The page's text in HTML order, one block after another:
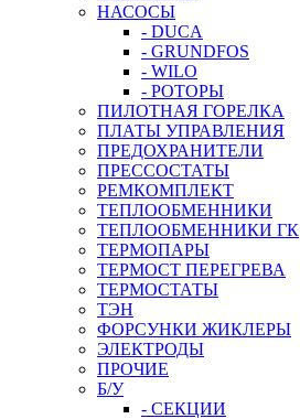
НАСОСЫ
- DUCA
- GRUNDFOS
- WILO
- РОТОРЫ
ПИЛОТНАЯ ГОРЕЛКА
ПЛАТЫ УПРАВЛЕНИЯ
ПРЕДОХРАНИТЕЛИ
ПРЕССОСТАТЫ
РЕМКОМПЛЕКТ
ТЕПЛООБМЕННИКИ
ТЕПЛООБМЕННИКИ ГК
ТЕРМОПАРЫ
ТЕРМОСТ ПЕРЕГРЕВА
ТЕРМОСТАТЫ
ТЭН
ФОРСУНКИ ЖИКЛЕРЫ
ЭЛЕКТРОДЫ
ПРОЧИЕ
Б/У
- СЕКЦИИ